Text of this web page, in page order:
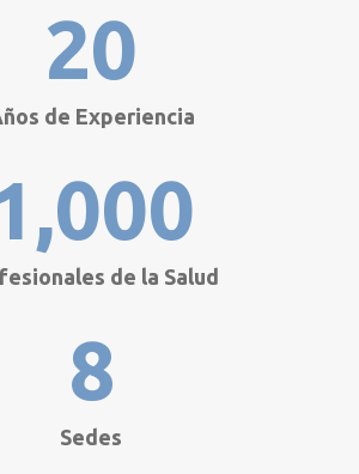
de Experiencia
20
de la Salud
Sedes
8